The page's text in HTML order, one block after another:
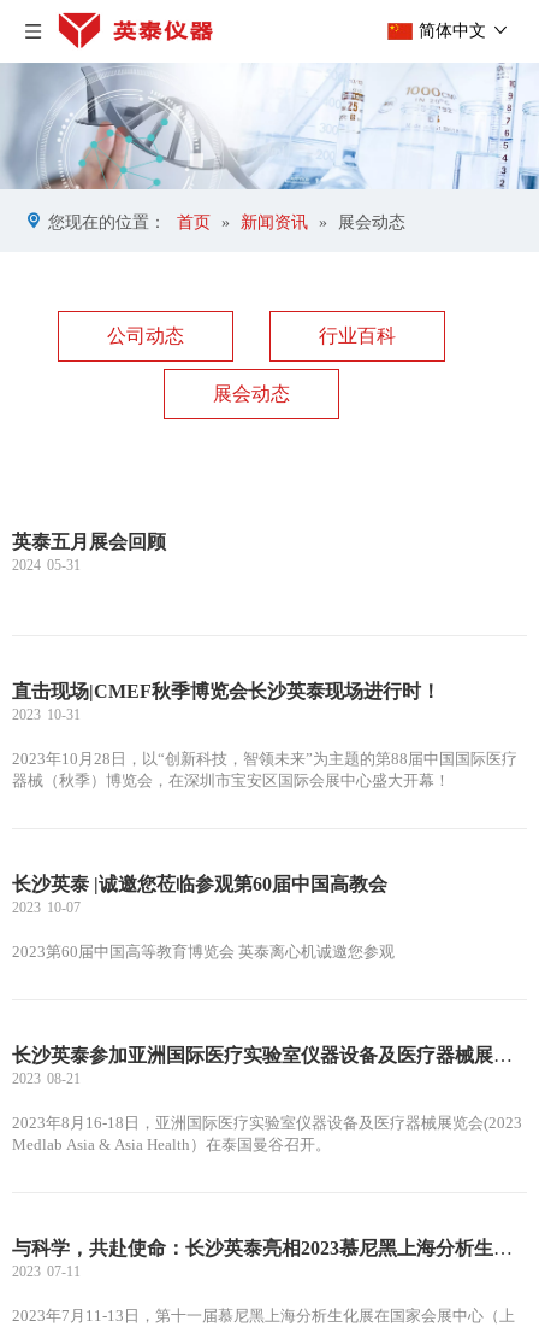
简体中文
您现在的位置： 首页 » 新闻资讯 » 展会动态
公司动态 行业百科
展会动态
英泰五月展会回顾
2024 05-31
直击现场|CMEF秋季博览会长沙英泰现场进行时！
2023年10月28日，以“创新科技，智领未来”为主题的第88届中国国际医疗
器械（秋季）博览会，在深圳市宝安区国际会展中心盛大开幕！
2023 10-31
长沙英泰 |诚邀您莅临参观第60届中国高教会
2023第60届中国高等教育博览会 英泰离心机诚邀您参观
2023 10-07
长沙英泰参加亚洲国际医疗实验室仪器设备及医疗器械展览会Medlab Asia & Asia Health
2023年8月16-18日，亚洲国际医疗实验室仪器设备及医疗器械展览会(2023
Medlab Asia & Asia Health）在泰国曼谷召开。
2023 08-21
与科学，共赴使命：长沙英泰亮相2023慕尼黑上海分析生化展
2023年7月11-13日，第十一届慕尼黑上海分析生化展在国家会展中心（上
2023 07-11